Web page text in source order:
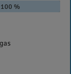
100 %